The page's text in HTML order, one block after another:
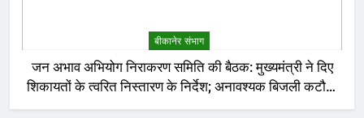
बीकानेर संभाग
जन अभाव अभियोग निराकरण समिति की बैठक: मुख्यमंत्री ने दिए
शिकायतों के त्वरित निस्तारण के निर्देश; अनावश्यक बिजली कटौती
पर सख्त रुख